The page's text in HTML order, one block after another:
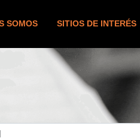
SOMOS SITIOS DE INTERÉS